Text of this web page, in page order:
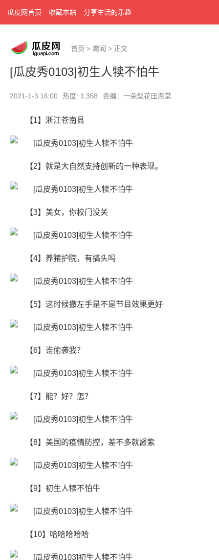
瓜皮网首页 收藏本站 分享生活的乐趣
首页 > 趣闻 > 正文
[瓜皮秀0103]初生人犊不怕牛
2021-1-3 16:00 热度: 1,358 责编：一朵梨花压海棠
【1】浙江苍南县
【2】就是大自然支持创新的一种表现。
【3】美女，你校门没关
【4】养猪护院，有搞头吗
【5】这时候撤左手是不是节目效果更好
【6】​谁偷袭我？
【7】能？好？怎？
【8】美国的疫情防控，差不多就酱紫
【9】初生人犊不怕牛
【10】哈哈哈哈哈